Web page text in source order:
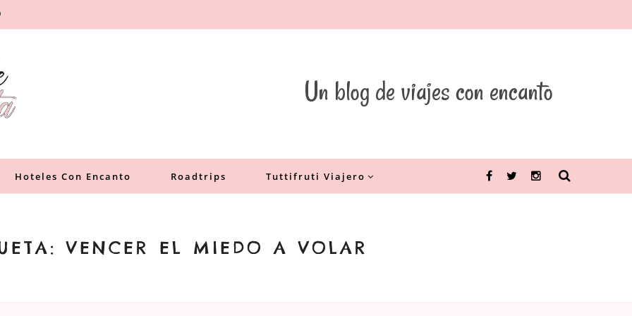
Un blog de viajes con encanto
Hoteles Con Encanto Roadtrips Tuttifruti Viajero FacebookTwitter Instagram
VENCER EL MIEDO A VOLAR